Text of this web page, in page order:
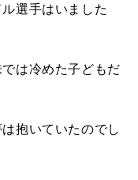
選手はいました
は冷めた子どもだ
抱いていたのでし